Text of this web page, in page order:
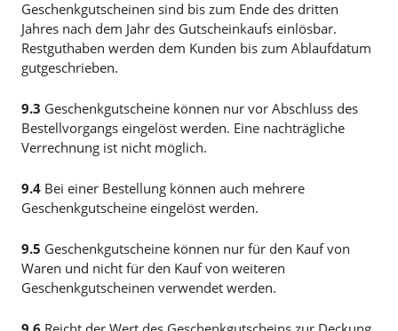
Geschenkgutscheinen sind bis zum Ende des dritten
Jahres nach dem Jahr des Gutscheinkaufs einlösbar.
Restguthaben werden dem Kunden bis zum Ablaufdatum
gutgeschrieben.
9.3 Geschenkgutscheine können nur vor Abschluss des
Bestellvorgangs eingelöst werden. Eine nachträgliche
Verrechnung ist nicht möglich.
9.4 Bei einer Bestellung können auch mehrere
Geschenkgutscheine eingelöst werden.
9.5 Geschenkgutscheine können nur für den Kauf von
Waren und nicht für den Kauf von weiteren
Geschenkgutscheinen verwendet werden.